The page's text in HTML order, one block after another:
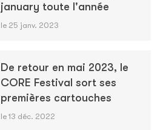
january toute l'année
le 25 janv. 2023
De retour en mai 2023, le
CORE Festival sort ses
premières cartouches
le 13 déc. 2022